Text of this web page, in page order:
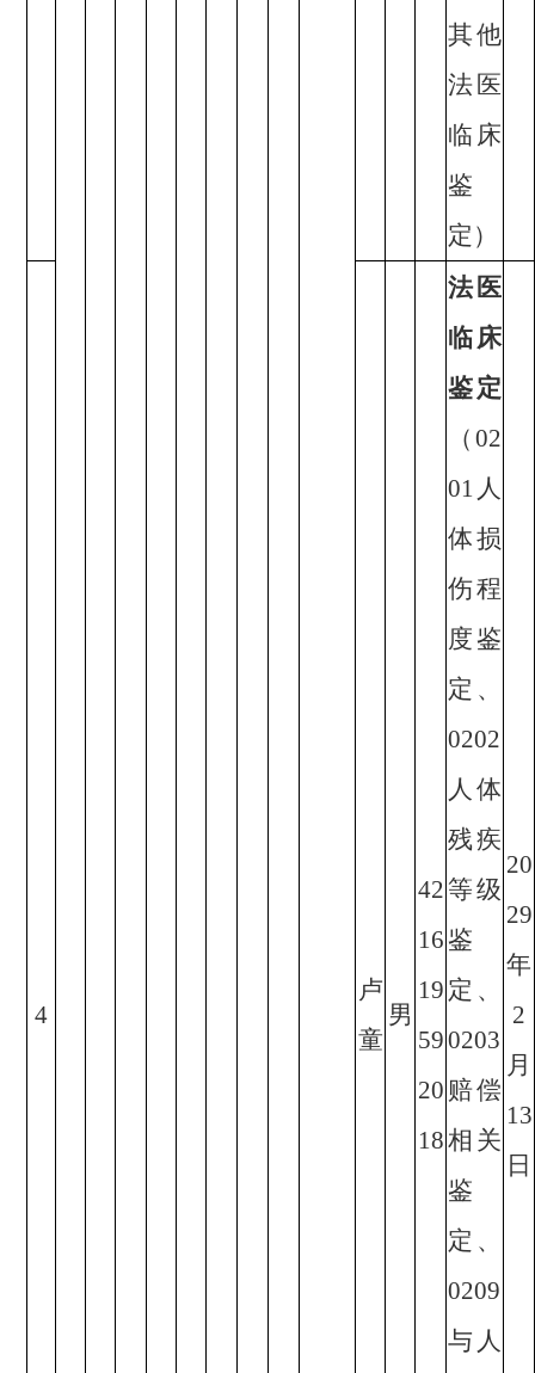
其他
法医
临床
鉴
定）
4
卢
童
男
42
16
19
59
20
18
法医
临床
鉴定
（02
01人
体损
伤程
度鉴
定、
0202
人体
残疾
等级
鉴
定、
0203
赔偿
相关
鉴
定、
0209
与人
20
29
年
2
月
13
日